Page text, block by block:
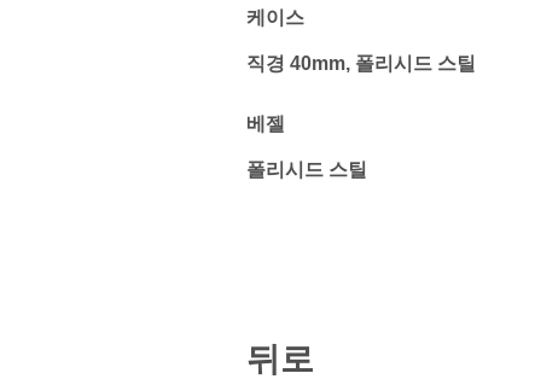
케이스
직경 40mm, 폴리시드 스틸
베젤
폴리시드 스틸
뒤로